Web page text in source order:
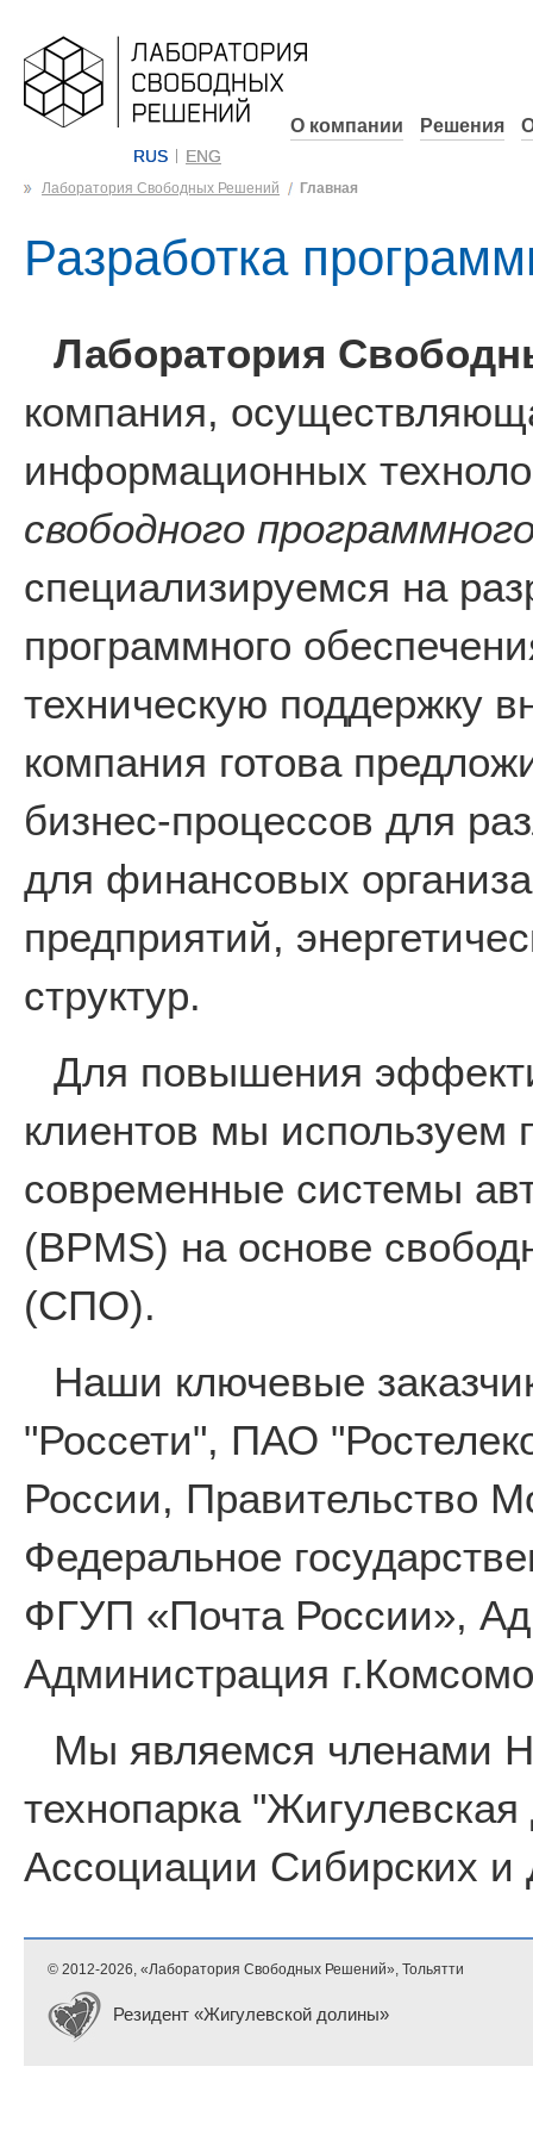
RUS ENG
О компании Решения
Лаборатория Свободных Решений Главная
Разработка
Лаборатория
компания,
информационных
свободного
специализируемся на
программного
техническую поддержку
компания готова
бизнес-процессов для
для финансовых
предприятий,
структур.
Для повышения
клиентов мы используем
современные системы
(BPMS) на основе
(СПО).
Наши ключевые
"Россети", ПАО
России, Правительство
Федеральное
ФГУП «Почта России»,
Администрация
Мы являемся членами
технопарка
Ассоциации Сибирских и
© 2012-2026, «Лаборатория Свободных Решений», Тольятти
Резидент «Жигулевской долины»